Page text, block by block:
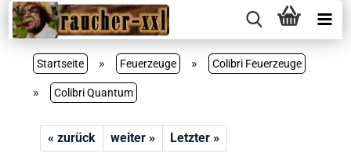
Startseite » Feuerzeuge » Colibri Feuerzeuge
» Colibri Quantum
« zurück weiter »
Letzter »